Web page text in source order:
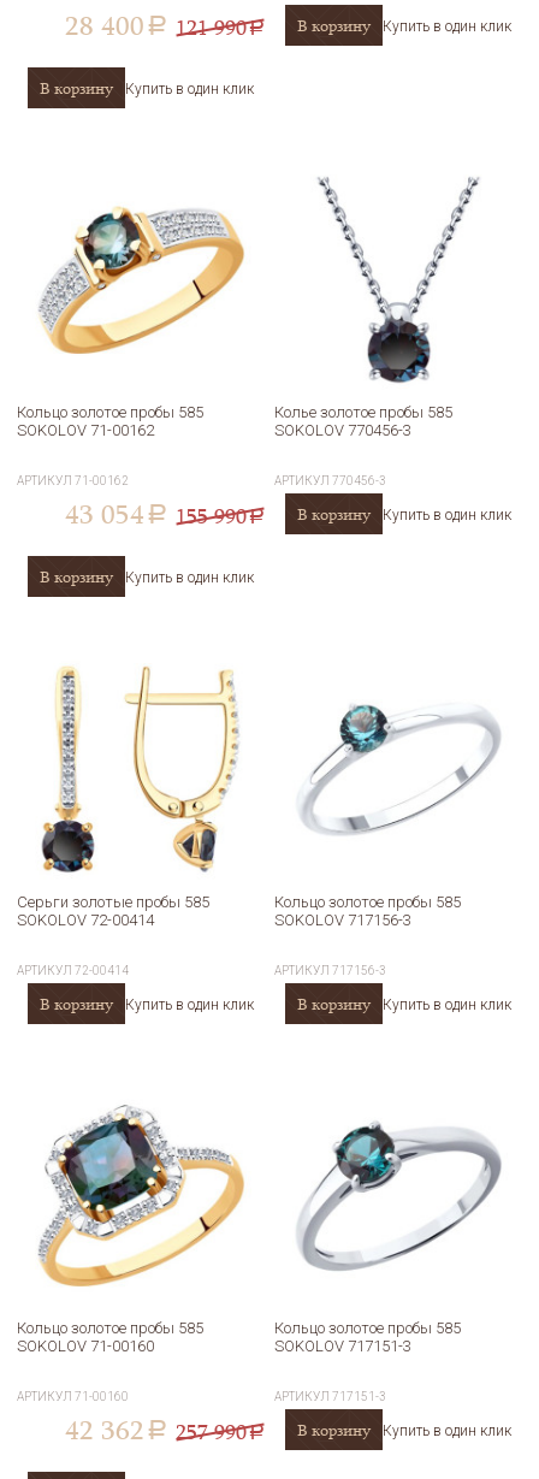
28 400 a 121 990a
В корзину Купить в один клик
В корзину Купить в один клик
Кольцо золотое пробы 585
SOKOLOV 71-00162
АРТИКУЛ71-00162
43 054 a 155 990a
В корзину Купить в один клик
Колье золотое пробы 585
SOKOLOV 770456-3
АРТИКУЛ770456-3
В корзину Купить в один клик
Серьги золотые пробы 585
SOKOLOV 72-00414
АРТИКУЛ72-00414
В корзину Купить в один клик
Кольцо золотое пробы 585
SOKOLOV 717156-3
АРТИКУЛ717156-3
В корзину Купить в один клик
Кольцо золотое пробы 585
SOKOLOV 71-00160
АРТИКУЛ71-00160
42 362 a 257 990a
Кольцо золотое пробы 585
SOKOLOV 717151-3
АРТИКУЛ717151-3
В корзину Купить в один клик